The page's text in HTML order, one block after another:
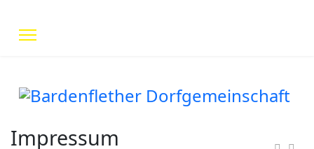
Impressum